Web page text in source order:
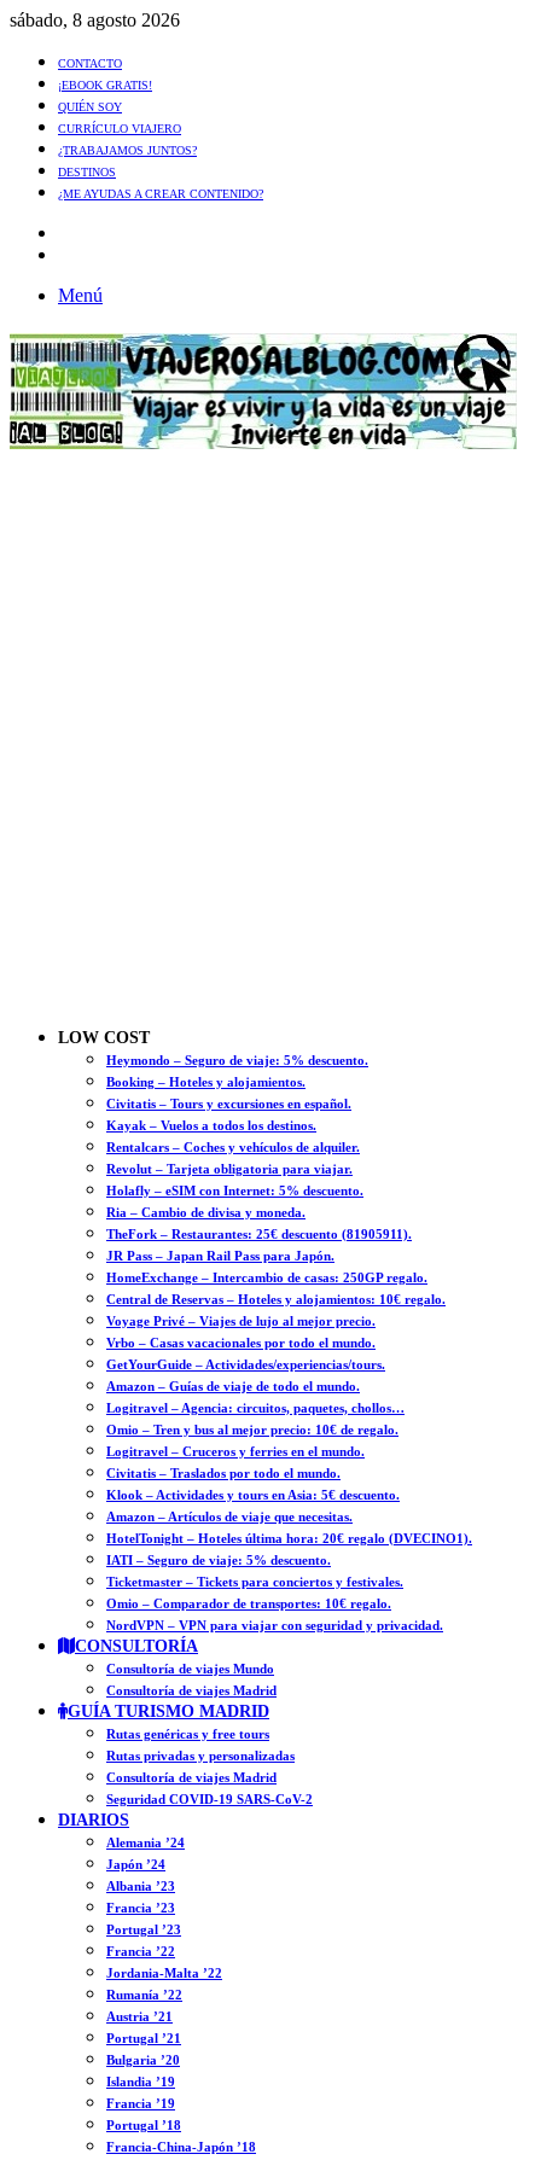
sábado, 8 agosto 2026
CONTACTO
¡EBOOK GRATIS!
QUIÉN SOY
CURRÍCULO VIAJERO
¿TRABAJAMOS JUNTOS?
DESTINOS
¿ME AYUDAS A CREAR CONTENIDO?
Menú
LOW COST
Heymondo – Seguro de viaje: 5% descuento.
Booking – Hoteles y alojamientos.
Civitatis – Tours y excursiones en español.
Kayak – Vuelos a todos los destinos.
Rentalcars – Coches y vehículos de alquiler.
Revolut – Tarjeta obligatoria para viajar.
Holafly – eSIM con Internet: 5% descuento.
Ria – Cambio de divisa y moneda.
TheFork – Restaurantes: 25€ descuento (81905911).
JR Pass – Japan Rail Pass para Japón.
HomeExchange – Intercambio de casas: 250GP regalo.
Central de Reservas – Hoteles y alojamientos: 10€ regalo.
Voyage Privé – Viajes de lujo al mejor precio.
Vrbo – Casas vacacionales por todo el mundo.
GetYourGuide – Actividades/experiencias/tours.
Amazon – Guías de viaje de todo el mundo.
Logitravel – Agencia: circuitos, paquetes, chollos…
Omio – Tren y bus al mejor precio: 10€ de regalo.
Logitravel – Cruceros y ferries en el mundo.
Civitatis – Traslados por todo el mundo.
Klook – Actividades y tours en Asia: 5€ descuento.
Amazon – Artículos de viaje que necesitas.
HotelTonight – Hoteles última hora: 20€ regalo (DVECINO1).
IATI – Seguro de viaje: 5% descuento.
Ticketmaster – Tickets para conciertos y festivales.
Omio – Comparador de transportes: 10€ regalo.
NordVPN – VPN para viajar con seguridad y privacidad.
CONSULTORÍA
Consultoría de viajes Mundo
Consultoría de viajes Madrid
GUÍA TURISMO MADRID
Rutas genéricas y free tours
Rutas privadas y personalizadas
Consultoría de viajes Madrid
Seguridad COVID-19 SARS-CoV-2
DIARIOS
Alemania ’24
Japón ’24
Albania ’23
Francia ’23
Portugal ’23
Francia ’22
Jordania-Malta ’22
Rumanía ’22
Austria ’21
Portugal ’21
Bulgaria ’20
Islandia ’19
Francia ’19
Portugal ’18
Francia-China-Japón ’18